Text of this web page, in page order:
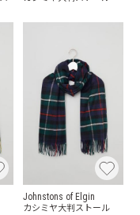
Johnstons of Elgin
カシミヤ大判ストール